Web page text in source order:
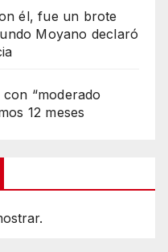
él, fue un brote
Moyano declaró
“moderado
12 meses